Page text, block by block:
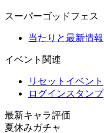
スーパーゴッドフェス
当たりと最新情報
イベント関連
リセットイベント
ログインスタンプ
最新キャラ評価
夏休みガチャ